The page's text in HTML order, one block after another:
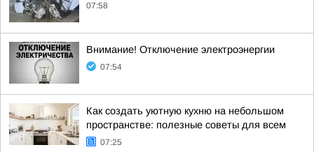
07:58
Внимание! Отключение электроэнергии
07:54
Как создать уютную кухню на небольшом
пространстве: полезные советы для всем
07:25